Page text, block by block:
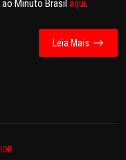
Minuto Brasil aqui.
Leia Mais